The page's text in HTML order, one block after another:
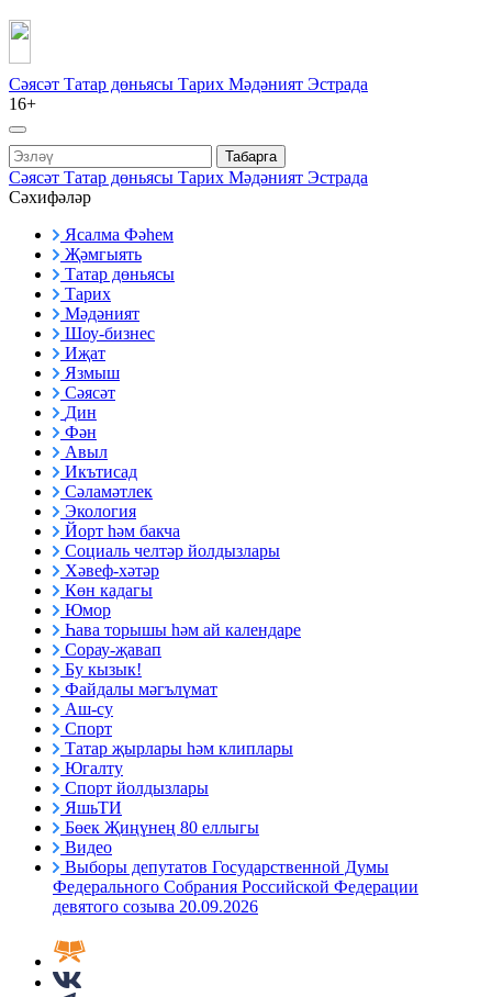
Сәясәт Татар дөньясы Тарих Мәдәният Эстрада
16+
Табарга
Сәясәт Татар дөньясы Тарих Мәдәният Эстрада
Сәхифәләр
Ясалма Фәһем
Җәмгыять
Татар дөньясы
Тарих
Мәдәният
Шоу-бизнес
Иҗат
Язмыш
Сәясәт
Дин
Фән
Авыл
Икътисад
Сәламәтлек
Экология
Йорт һәм бакча
Социаль челтәр йолдызлары
Хәвеф-хәтәр
Көн кадагы
Юмор
Һава торышы һәм ай календаре
Сорау-җавап
Бу кызык!
Файдалы мәгълүмат
Аш-су
Спорт
Татар җырлары һәм клиплары
Югалту
Спорт йолдызлары
ЯшьТИ
Бөек Җиңүнең 80 еллыгы
Видео
Выборы депутатов Государственной Думы
Федерального Собрания Российской Федерации
девятого созыва 20.09.2026